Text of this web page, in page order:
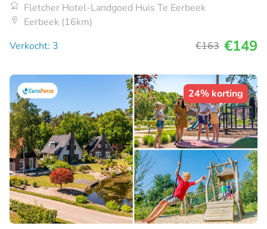
Fletcher Hotel-Landgoed Huis Te Eerbeek
Eerbeek (16km)
Verkocht: 3
€163 €149
24% korting